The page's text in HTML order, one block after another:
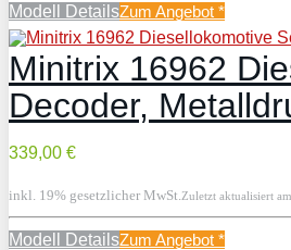
Modell DetailsZum Angebot *
Minitrix 16962
Decoder,
339,00 €
inkl. 19% gesetzlicher MwSt. Zuletzt aktualisiert
Modell DetailsZum Angebot *